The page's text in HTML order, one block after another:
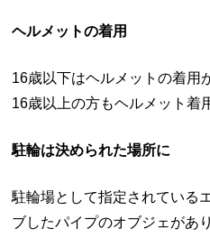
ヘルメットの着用
16歳以下はヘルメットの着用
16歳以上の方もヘルメット着
駐輪は決められた場所に
駐輪場として指定されている
ブしたパイプのオブジェがあ